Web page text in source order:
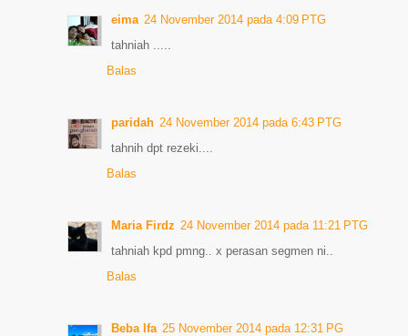
eima 24 November 2014 pada 4:09 PTG
tahniah .....
Balas
paridah 24 November 2014 pada 6:43 PTG
tahnih dpt rezeki....
Balas
Maria Firdz 24 November 2014 pada 11:21 PTG
tahniah kpd pmng.. x perasan segmen ni..
Balas
Beba Ifa 25 November 2014 pada 12:31 PG